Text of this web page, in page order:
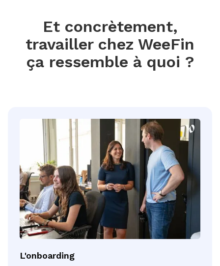
Et concrètement,
travailler chez WeeFin
ça ressemble à quoi ?
L'onboarding